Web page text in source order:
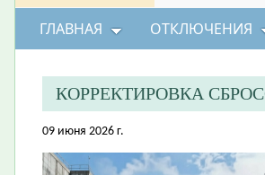
ГЛАВНАЯ ОТКЛЮЧЕНИЯ
КОРРЕКТИРОВКА
09 июня 2026 г.